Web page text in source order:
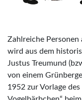
Zahlreiche
wird aus dem
Justus Treumund
von einem
1952 zur Vorlage